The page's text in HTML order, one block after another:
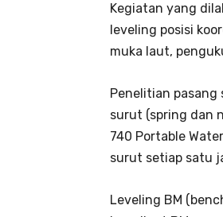
Kegiatan yang
leveling posisi
muka laut,
Penelitian
surut (spring dan
740 Portable
surut setiap satu
Leveling BM